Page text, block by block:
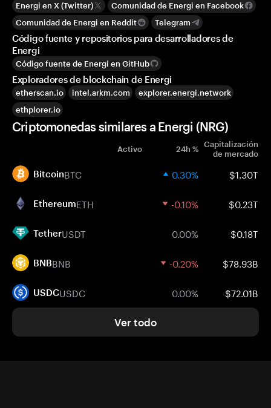
Energi en X (Twitter)
Comunidad de Energi en Facebook
Comunidad de Energi en Reddit
Telegram
Código fuente y repositorios para desarrolladores de
Energi
Código fuente de Energi en GitHub
Exploradores de blockchain de Energi
etherscan.io intel.arkm.com
explorer.energi.network
ethplorer.io
Criptomonedas similares a Energi (NRG)
Activo 24h % Capitalización
de mercado
BitcoinBTC 0.30% $1.30T
EthereumETH -0.10% $0.23T
TetherUSDT 0.00% $0.18T
BNBBNB -0.20% $78.93B
USDCUSDC 0.00% $72.01B
Ver todo